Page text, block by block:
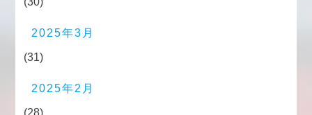
2025年3月
(31)
2025年2月
(28)